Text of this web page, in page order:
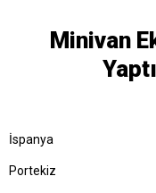
Minivan
İspanya
Portekiz